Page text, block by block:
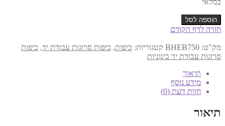
במלאי
כמות
של
עבודת
יד
הוספה לסל
חזרה לדף הקודם
מק"ט: BHEB750 קטגוריות: כיפות, כיפות סרוגות עבודת יד, כיפות
סרוגות עבודת יד בינוניות
תיאור
מידע נוסף
חוות דעת (0)
תיאור